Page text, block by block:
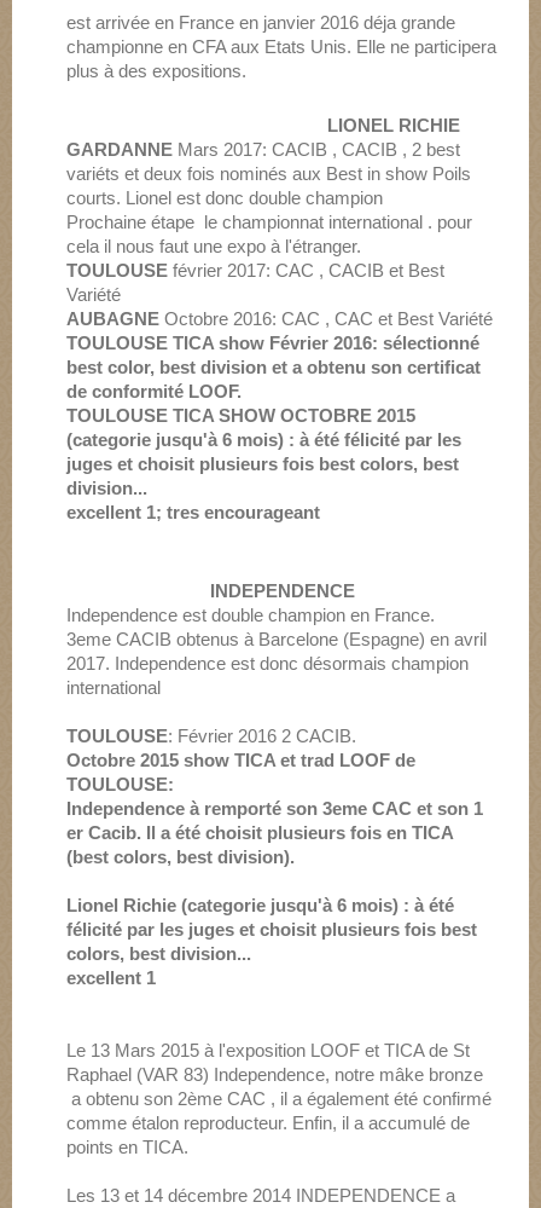
est arrivée en France en janvier 2016 déja grande
championne en CFA aux Etats Unis. Elle ne participera
plus à des expositions.
LIONEL RICHIE
GARDANNE Mars 2017: CACIB , CACIB , 2 best
variéts et deux fois nominés aux Best in show Poils
courts. Lionel est donc double champion
Prochaine étape le championnat international . pour
cela il nous faut une expo à l'étranger.
TOULOUSE février 2017: CAC , CACIB et Best
Variété
AUBAGNE Octobre 2016: CAC , CAC et Best Variété
TOULOUSE TICA show Février 2016: sélectionné
best color, best division et a obtenu son certificat
de conformité LOOF.
TOULOUSE TICA SHOW OCTOBRE 2015
(categorie jusqu'à 6 mois) : à été félicité par les
juges et choisit plusieurs fois best colors, best
division...
excellent 1; tres encourageant
INDEPENDENCE
Independence est double champion en France.
3eme CACIB obtenus à Barcelone (Espagne) en avril
2017. Independence est donc désormais champion
international
TOULOUSE: Février 2016 2 CACIB.
Octobre 2015 show TICA et trad LOOF de
TOULOUSE:
Independence à remporté son 3eme CAC et son 1
er Cacib. Il a été choisit plusieurs fois en TICA
(best colors, best division).
Lionel Richie (categorie jusqu'à 6 mois) : à été
félicité par les juges et choisit plusieurs fois best
colors, best division...
excellent 1
Le 13 Mars 2015 à l'exposition LOOF et TICA de St
Raphael (VAR 83) Independence, notre mâke bronze
a obtenu son 2ème CAC , il a également été confirmé
comme étalon reproducteur. Enfin, il a accumulé de
points en TICA.
Les 13 et 14 décembre 2014 INDEPENDENCE a